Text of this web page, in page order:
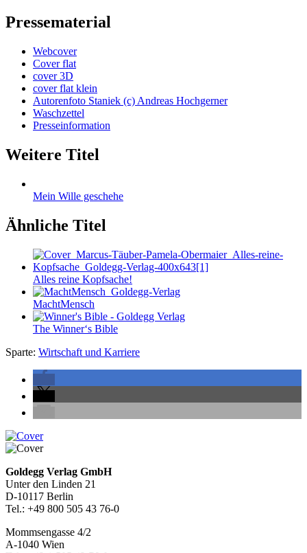
Pressematerial
Webcover
Cover flat
cover 3D
cover flat klein
Autorenfoto Staniek (c) Andreas Hochgerner
Waschzettel
Presseinformation
Weitere Titel
Mein Wille geschehe
Ähnliche Titel
Alles reine Kopfsache!
MachtMensch
The Winner‘s Bible
Sparte: Wirtschaft und Karriere
Seitenleiste
Footer-
Section
Goldegg Verlag GmbH
Unter den Linden 21
D-10117 Berlin
Tel.: +49 800 505 43 76-0
Mommsengasse 4/2
A-1040 Wien